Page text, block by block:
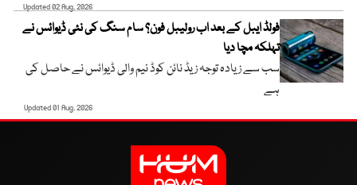
Updated 02 Aug, 2026
فولڈ ایبل کے بعد اب رولیبل فون؟ سام سنگ کی نئی ڈیوائس نے
تہلکہ مچا دیا
سب سے زیادہ توجہ زیڈ نائن کوڈ نیم والی ڈیوائس نے حاصل کی
ہے
Updated 01 Aug, 2026